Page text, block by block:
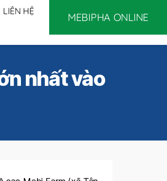
LIÊN HỆ
MEBIPHA ONLINE
nhất vào